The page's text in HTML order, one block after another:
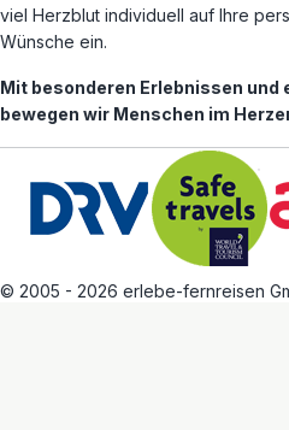
viel Herzblut individuell auf Ihre
Wünsche ein.
Mit besonderen Erlebnissen und
bewegen wir Menschen im
© 2005 - 2026 erlebe-fernreisen